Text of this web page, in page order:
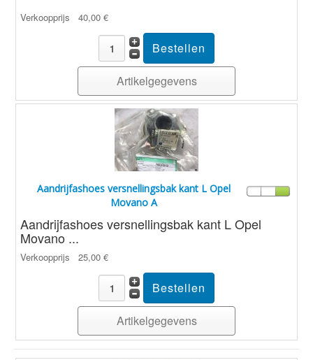
Verkoopprijs 40,00 €
Artikelgegevens
Aandrijfashoes versnellingsbak kant L Opel
Movano A
Aandrijfashoes versnellingsbak kant L Opel
Movano ...
Verkoopprijs 25,00 €
Artikelgegevens